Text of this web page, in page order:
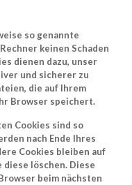
so genannte
keinen Schaden
dienen dazu, unser
und sicherer zu
die auf Ihrem
Browser speichert.
Cookies sind so
nach Ende Ihres
Cookies bleiben auf
diese löschen. Diese
beim nächsten